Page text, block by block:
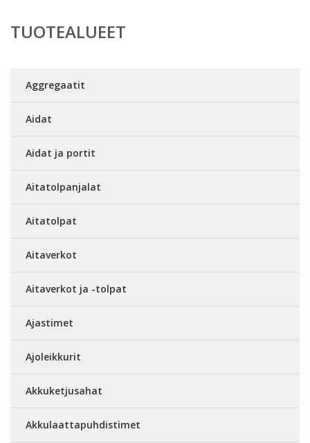
TUOTEALUEET
Aggregaatit
Aidat
Aidat ja portit
Aitatolpanjalat
Aitatolpat
Aitaverkot
Aitaverkot ja -tolpat
Ajastimet
Ajoleikkurit
Akkuketjusahat
Akkulaattapuhdistimet